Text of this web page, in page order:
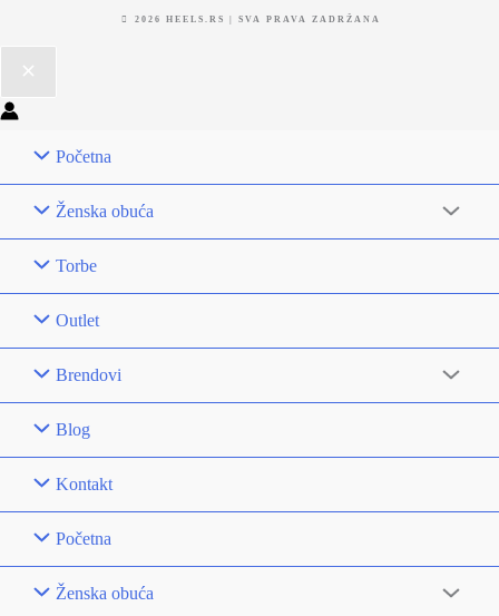
2026 HEELS.RS | SVA PRAVA ZADRŽANA
Početna
Ženska obuća
Torbe
Outlet
Brendovi
Blog
Kontakt
Početna
Ženska obuća